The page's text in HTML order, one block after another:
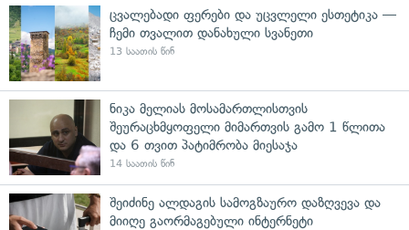
ცვალებადი ფერები და უცვლელი ესთეტიკა —
ჩემი თვალით დანახული სვანეთი
13 საათის წინ
ნიკა მელიას მოსამართლისთვის
შეურაცხმყოფელი მიმართვის გამო 1 წლითა
და 6 თვით პატიმრობა მიესაჯა
14 საათის წინ
შეიძინე ალდაგის სამოგზაურო დაზღვევა და
მიიღე გაორმაგებული ინტერნეტი